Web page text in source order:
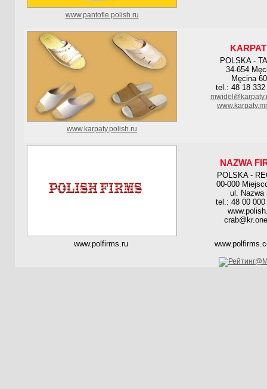
www.pantofle.polish.ru
POLSKA -
34-654
Męcina
tel.: 48 18 332
www.karpaty.polish.ru
NAZWA
POLSKA -
00-000
ul. Nazwa
tel.: 48 00 000
www.polfirms.ru